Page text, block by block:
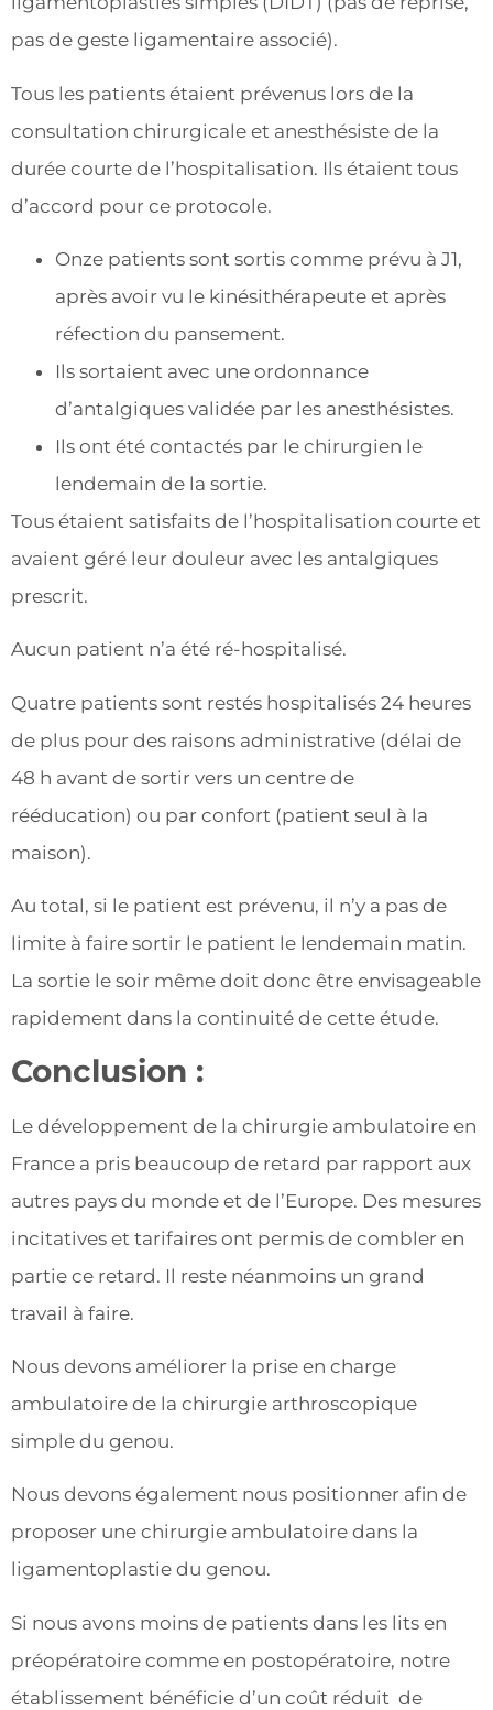
pas de geste ligamentaire associé).
Tous les patients étaient prévenus lors de la
consultation chirurgicale et anesthésiste de la
durée courte de l’hospitalisation. Ils étaient tous
d’accord pour ce protocole.
Onze patients sont sortis comme prévu à J1,
après avoir vu le kinésithérapeute et après
réfection du pansement.
Ils sortaient avec une ordonnance
d’antalgiques validée par les anesthésistes.
Ils ont été contactés par le chirurgien le
lendemain de la sortie.
Tous étaient satisfaits de l’hospitalisation courte et
avaient géré leur douleur avec les antalgiques
prescrit.
Aucun patient n’a été ré-hospitalisé.
Quatre patients sont restés hospitalisés 24 heures
de plus pour des raisons administrative (délai de
48 h avant de sortir vers un centre de
rééducation) ou par confort (patient seul à la
maison).
Au total, si le patient est prévenu, il n’y a pas de
limite à faire sortir le patient le lendemain matin.
La sortie le soir même doit donc être envisageable
rapidement dans la continuité de cette étude.
Conclusion :
Le développement de la chirurgie ambulatoire en
France a pris beaucoup de retard par rapport aux
autres pays du monde et de l’Europe. Des mesures
incitatives et tarifaires ont permis de combler en
partie ce retard. Il reste néanmoins un grand
travail à faire.
Nous devons améliorer la prise en charge
ambulatoire de la chirurgie arthroscopique
simple du genou.
Nous devons également nous positionner afin de
proposer une chirurgie ambulatoire dans la
ligamentoplastie du genou.
Si nous avons moins de patients dans les lits en
préopératoire comme en postopératoire, notre
établissement bénéficie d’un coût réduit de